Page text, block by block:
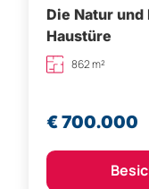
Die Natur
Haustüre
862 m²
€ 700.000